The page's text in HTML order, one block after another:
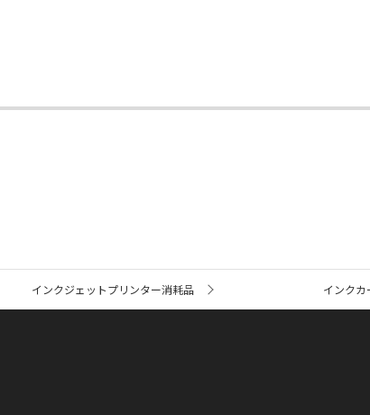
インクジェットプリンター消耗品 インク